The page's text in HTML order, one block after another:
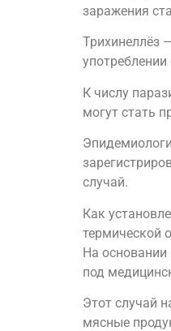
заражения
Трихинеллёз
К числу
могут стать
случай.
Как
термической
На основании
под
Этот случай
мясные